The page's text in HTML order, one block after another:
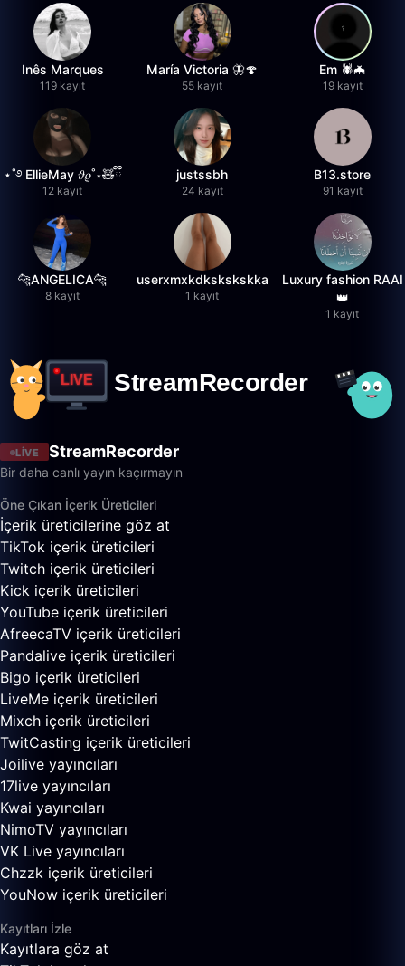
Inês Marques
119 kayıt
María Victoria 🦋🍄
55 kayıt
Em 🕷️🦇
19 kayıt
⋆˚࿔ EllieMay 𝜗𝜚˚⋆🧸ྀི
12 kayıt
justssbh
24 kayıt
B13.store
91 kayıt
🐆ANGELICA🐆
8 kayıt
userxmxkdkskskskka
1 kayıt
Luxury fashion RAAI
👑
1 kayıt
LIVE StreamRecorder
Bir daha canlı yayın kaçırmayın
Öne Çıkan İçerik Üreticileri
İçerik üreticilerine göz at
TikTok içerik üreticileri
Twitch içerik üreticileri
Kick içerik üreticileri
YouTube içerik üreticileri
AfreecaTV içerik üreticileri
Pandalive içerik üreticileri
Bigo içerik üreticileri
LiveMe içerik üreticileri
Mixch içerik üreticileri
TwitCasting içerik üreticileri
Joilive yayıncıları
17live yayıncıları
Kwai yayıncıları
NimoTV yayıncıları
VK Live yayıncıları
Chzzk içerik üreticileri
YouNow içerik üreticileri
Kayıtları İzle
Kayıtlara göz at